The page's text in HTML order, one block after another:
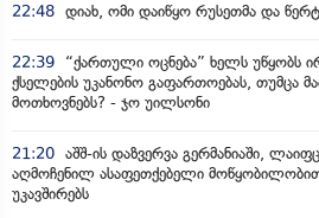
22:48 დიახ, ომი დაიწყო რუსეთმა და
22:39
“ქართული ოცნება” ხელს უწყობს
ქსელების უკანონო გაფართოებას, თუმცა
მოთხოვნებს? - ჯო უილსონი
21:20 აშშ-ის დაზვერვა გერმანიაში,
აღმოჩენილ ასაფეთქებელი
უკავშირებს